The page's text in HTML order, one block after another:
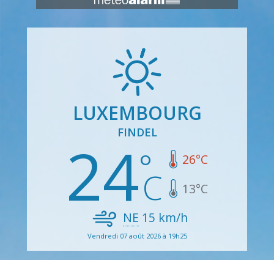
LUXEMBOURG
FINDEL
24 26°C
13°C
NE 15 km/h
Vendredi 07 août 2026 à 19h25